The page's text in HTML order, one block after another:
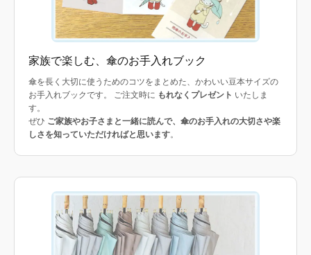
家族で楽しむ、傘のお手入れブック
傘を長く大切に使うためのコツをまとめた、かわいい豆本サイズの
お手入れブックです。 ご注文時に もれなくプレゼント いたしま
す。
ぜひ ご家族やお子さまと一緒に読んで、傘のお手入れの大切さや楽
しさを知っていただければと思います。